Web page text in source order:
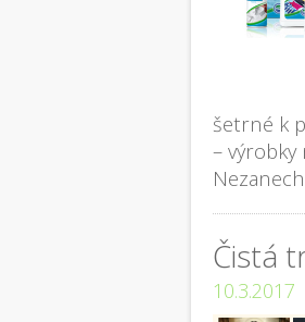
šetrné k
–
Čistá
10.3.2017